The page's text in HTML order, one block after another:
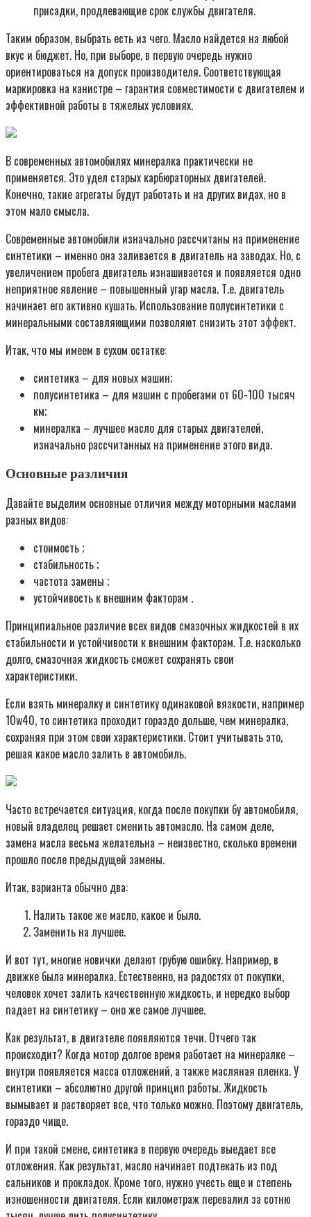
присадки, продлевающие срок службы двигателя.
Таким образом, выбрать есть из чего. Масло найдется на любой
вкус и бюджет. Но, при выборе, в первую очередь нужно
ориентироваться на допуск производителя. Соответствующая
маркировка на канистре – гарантия совместимости с двигателем и
эффективной работы в тяжелых условиях.
В современных автомобилях минералка практически не
применяется. Это удел старых карбюраторных двигателей.
Конечно, такие агрегаты будут работать и на других видах, но в
этом мало смысла.
Современные автомобили изначально рассчитаны на применение
синтетики – именно она заливается в двигатель на заводах. Но, с
увеличением пробега двигатель изнашивается и появляется одно
неприятное явление – повышенный угар масла. Т.е. двигатель
начинает его активно кушать. Использование полусинтетики с
минеральными составляющими позволяют снизить этот эффект.
Итак, что мы имеем в сухом остатке:
синтетика – для новых машин;
полусинтетика – для машин с пробегами от 60-100 тысяч
км;
минералка – лучшее масло для старых двигателей,
изначально рассчитанных на применение этого вида.
Основные различия
Давайте выделим основные отличия между моторными маслами
разных видов:
стоимость ;
стабильность ;
частота замены ;
устойчивость к внешним факторам .
Принципиальное различие всех видов смазочных жидкостей в их
стабильности и устойчивости к внешним факторам. Т.е. насколько
долго, смазочная жидкость сможет сохранять свои
характеристики.
Если взять минералку и синтетику одинаковой вязкости, например
10w40, то синтетика проходит гораздо дольше, чем минералка,
сохраняя при этом свои характеристики. Стоит учитывать это,
решая какое масло залить в автомобиль.
Часто встречается ситуация, когда после покупки бу автомобиля,
новый владелец решает сменить автомасло. На самом деле,
замена масла весьма желательна – неизвестно, сколько времени
прошло после предыдущей замены.
Итак, варианта обычно два:
Налить такое же масло, какое и было.
Заменить на лучшее.
И вот тут, многие новички делают грубую ошибку. Например, в
движке была минералка. Естественно, на радостях от покупки,
человек хочет залить качественную жидкость, и нередко выбор
падает на синтетику – оно же самое лучшее.
Как результат, в двигателе появляются течи. Отчего так
происходит? Когда мотор долгое время работает на минералке –
внутри появляется масса отложений, а также масляная пленка. У
синтетики – абсолютно другой принцип работы. Жидкость
вымывает и растворяет все, что только можно. Поэтому двигатель,
гораздо чище.
И при такой смене, синтетика в первую очередь выедает все
отложения. Как результат, масло начинает подтекать из под
сальников и прокладок. Кроме того, нужно учесть еще и степень
изношенности двигателя. Если километраж перевалил за сотню